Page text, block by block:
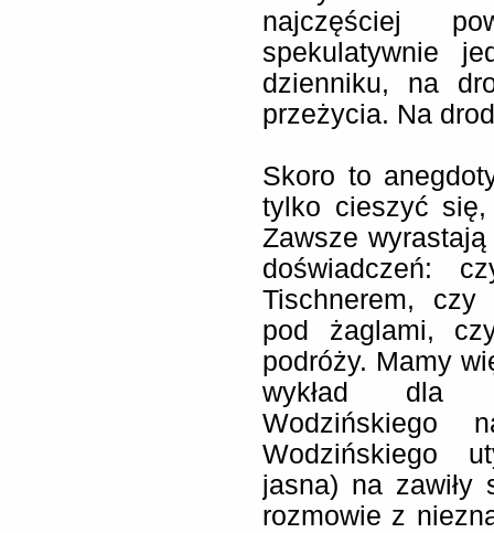
najczęściej
spekulatywnie
dzienniku, na
przeżycia. Na
Skoro to
tylko cieszyć
Zawsze
doświadczeń:
Tischnerem,
pod żaglami,
podróży. Mamy
wykład dla
Wodzińskiego
Wodzińskiego
jasna) na zawiły
rozmowie z